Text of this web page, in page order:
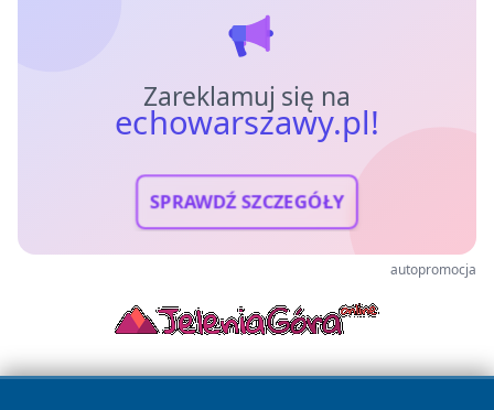
Zareklamuj się na
echowarszawy.pl!
SPRAWDŹ SZCZEGÓŁY
autopromocja